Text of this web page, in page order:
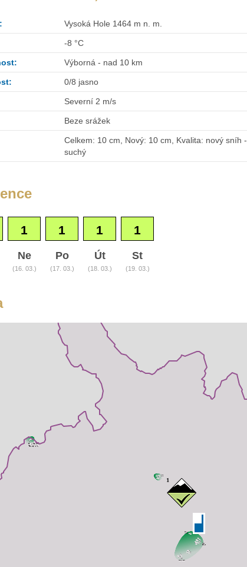
Vysoká Hole 1464 m n. m.
-8 °C
Výborná - nad 10 km
0/8 jasno
Severní 2 m/s
Beze srážek
Celkem: 10 cm, Nový: 10 cm, Kvalita: nový sníh -
suchý
1 1 1 1
Ne
(16. 03.)
Po
(17. 03.)
Út
(18. 03.)
St
(19. 03.)